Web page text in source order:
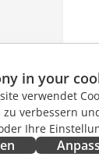
in your
verwendet
verbessern
Ihre